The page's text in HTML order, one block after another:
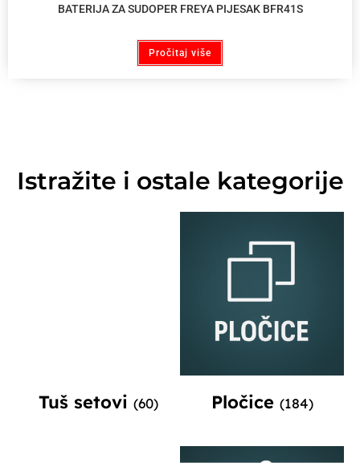
BATERIJA ZA SUDOPER FREYA PIJESAK BFR41S
Pročitaj više
Istražite i ostale kategorije
Tuš setovi (60) Pločice (184)